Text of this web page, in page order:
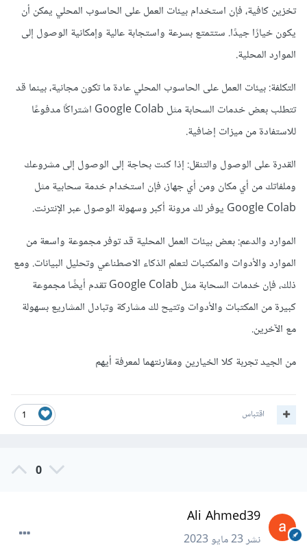
تخزين كافية، فإن استخدام بيئات العمل على الحاسوب المحلي يمكن أن
يكون خيارًا جيدًا. ستتمتع بسرعة واستجابة عالية وإمكانية الوصول إلى
الموارد المحلية.
التكلفة: بيئات العمل على الحاسوب المحلي عادة ما تكون مجانية، بينما قد
تتطلب بعض خدمات السحابة مثل Google Colab اشتراكًا مدفوعًا
للاستفادة من ميزات إضافية.
القدرة على الوصول والتنقل: إذا كنت بحاجة إلى الوصول إلى مشروعك
وملفاتك من أي مكان ومن أي جهاز، فإن استخدام خدمة سحابية مثل
Google Colab يوفر لك مرونة أكبر وسهولة الوصول عبر الإنترنت.
الموارد والدعم: بعض بيئات العمل المحلية قد توفر مجموعة واسعة من
الموارد والأدوات والمكتبات لتعلم الذكاء الاصطناعي وتحليل البيانات. ومع
ذلك، فإن خدمات السحابة مثل Google Colab تقدم أيضًا مجموعة
كبيرة من المكتبات والأدوات وتتيح لك مشاركة وتبادل المشاريع بسهولة
مع الآخرين.
من الجيد تجربة كلا الخيارين ومقارنتهما لمعرفة أيهم
1 اقتباس
0
Ali Ahmed39
نشر23 مايو 2023